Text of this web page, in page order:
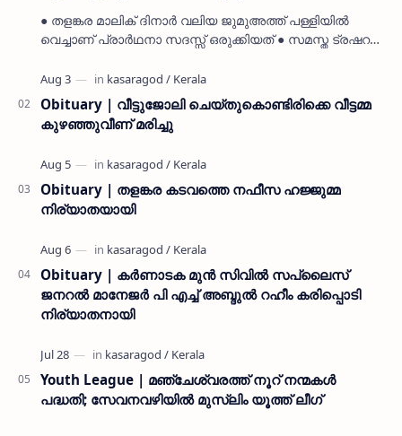
● തളങ്കര മാലിക് ദിനാർ വലിയ ജുമുഅത്ത് പള്ളിയിൽ
വെച്ചാണ് പ്രാർഥനാ സദസ്സ് ഒരുക്കിയത് ● സമസ്ത ട്രഷറർ
നൽകി കാസ…
Obituary | വീട്ടുജോലി ചെയ്തുകൊണ്ടിരിക്കെ വീട്ടമ്മ
കുഴഞ്ഞുവീണ് മരിച്ചു
Obituary | തളങ്കര കടവത്തെ നഫീസ ഹജ്ജുമ്മ
നിര്യാതയായി
Obituary | കർണാടക മുൻ സിവില്‍ സപ്ലൈസ്
ജനറൽ മാനേജർ പി എച്ച് അബ്ദുൽ റഹീം കരിപ്പൊടി
നിര്യാതനായി
Youth League | മഞ്ചേശ്വരത്ത് നൂറ് നന്മകൾ
പദ്ധതി; സേവനവഴിയിൽ മുസ്ലിം യൂത്ത് ലീഗ്